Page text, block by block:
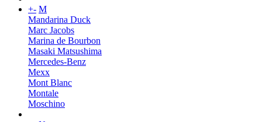
+- M
Mandarina Duck
Marc Jacobs
Marina de Bourbon
Masaki Matsushima
Mercedes-Benz
Mexx
Mont Blanc
Montale
Moschino